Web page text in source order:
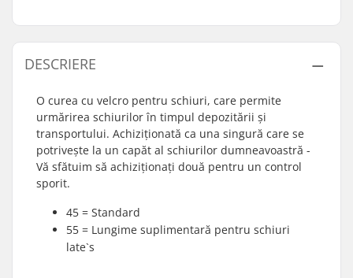
DESCRIERE
O curea cu velcro pentru schiuri, care permite
urmărirea schiurilor în timpul depozitării și
transportului. Achiziționată ca una singură care se
potrivește la un capăt al schiurilor dumneavoastră -
Vă sfătuim să achiziționați două pentru un control
sporit.
45 = Standard
55 = Lungime suplimentară pentru schiuri
late`s